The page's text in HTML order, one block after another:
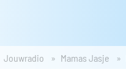
Jouwradio Mamas Jasje